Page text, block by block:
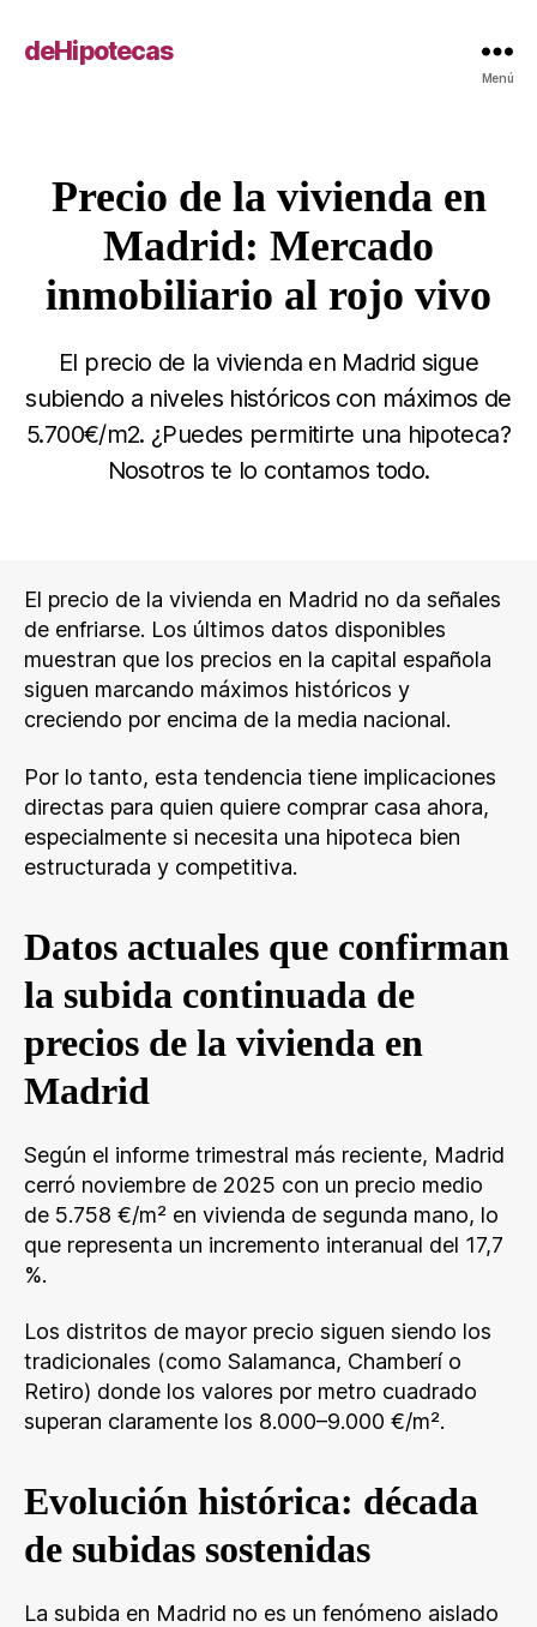
deHipotecas
Menú
Categorías
Precio de la vivienda en
Madrid: Mercado
inmobiliario al rojo vivo
El precio de la vivienda en Madrid sigue
subiendo a niveles históricos con máximos de
5.700€/m2. ¿Puedes permitirte una hipoteca?
Nosotros te lo contamos todo.
El precio de la vivienda en Madrid no da señales
de enfriarse. Los últimos datos disponibles
muestran que los precios en la capital española
siguen marcando máximos históricos y
creciendo por encima de la media nacional.
Por lo tanto, esta tendencia tiene implicaciones
directas para quien quiere comprar casa ahora,
especialmente si necesita una hipoteca bien
estructurada y competitiva.
Datos actuales que confirman
la subida continuada de
precios de la vivienda en
Madrid
Según el informe trimestral más reciente, Madrid
cerró noviembre de 2025 con un precio medio
de 5.758 €/m² en vivienda de segunda mano, lo
que representa un incremento interanual del 17,7
%.
Los distritos de mayor precio siguen siendo los
tradicionales (como Salamanca, Chamberí o
Retiro) donde los valores por metro cuadrado
superan claramente los 8.000–9.000 €/m².
Evolución histórica: década
de subidas sostenidas
La subida en Madrid no es un fenómeno aislado